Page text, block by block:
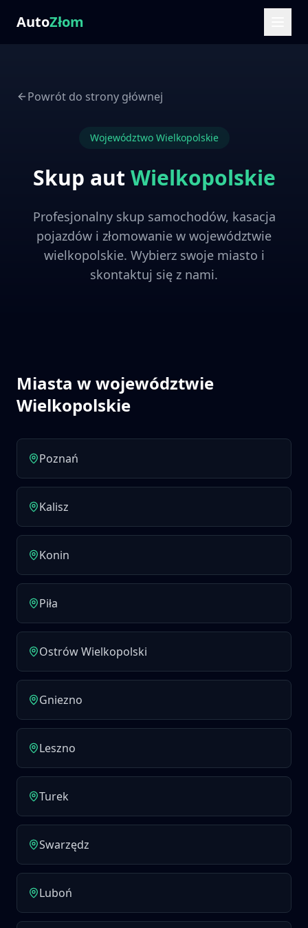
AutoZłom
Powrót do strony głównej
Województwo Wielkopolskie
Skup aut Wielkopolskie
Profesjonalny skup samochodów, kasacja
pojazdów i złomowanie w województwie
wielkopolskie. Wybierz swoje miasto i
skontaktuj się z nami.
Miasta w województwie
Wielkopolskie
Poznań
Kalisz
Konin
Piła
Ostrów Wielkopolski
Gniezno
Leszno
Turek
Swarzędz
Luboń